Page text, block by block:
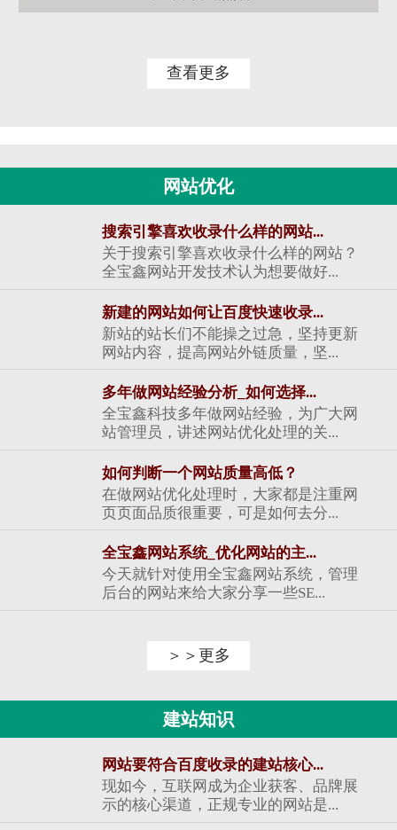
查看更多
网站优化
搜索引擎喜欢收录什么样的网站...
关于搜索引擎喜欢收录什么样的网站？
全宝鑫网站开发技术认为想要做好...
新建的网站如何让百度快速收录...
新站的站长们不能操之过急，坚持更新
网站内容，提高网站外链质量，坚...
多年做网站经验分析_如何选择...
全宝鑫科技多年做网站经验，为广大网
站管理员，讲述网站优化处理的关...
如何判断一个网站质量高低？
在做网站优化处理时，大家都是注重网
页页面品质很重要，可是如何去分...
全宝鑫网站系统_优化网站的主...
今天就针对使用全宝鑫网站系统，管理
后台的网站来给大家分享一些SE...
＞＞更多
建站知识
网站要符合百度收录的建站核心...
现如今，互联网成为企业获客、品牌展
示的核心渠道，正规专业的网站是...